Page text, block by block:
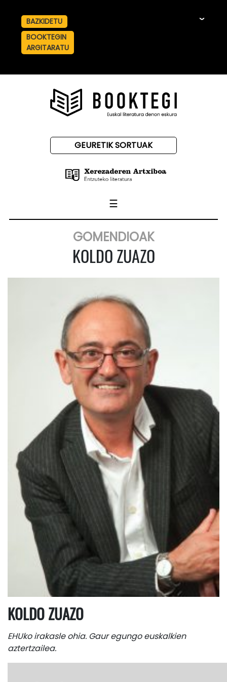
BAZKIDETU
BOOKTEGIN
ARGITARATU
GEURETIK SORTUAK
☰
GOMENDIOAK
KOLDO ZUAZO
KOLDO ZUAZO
EHUko irakasle ohia. Gaur egungo euskalkien
aztertzailea.